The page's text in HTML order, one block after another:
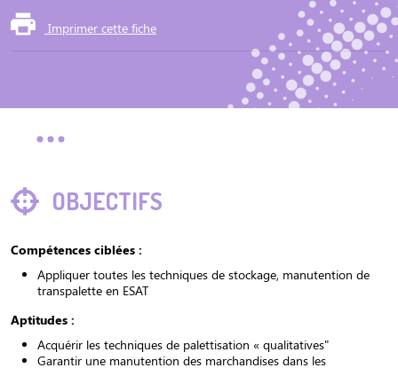
OBJECTIFS
Compétences ciblées :
Appliquer toutes les techniques de stockage, manutention de
transpalette en ESAT
Aptitudes :
Acquérir les techniques de palettisation « qualitatives"
Garantir une manutention des marchandises dans les
Imprimer cette fiche